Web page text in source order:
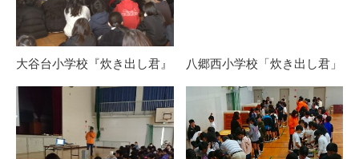
大谷台小学校『炊き出し君』 八郷西小学校「炊き出し君」